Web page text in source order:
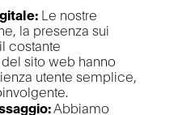
Le nostre
la presenza sui
costante
sito web hanno
utente semplice,
Abbiamo